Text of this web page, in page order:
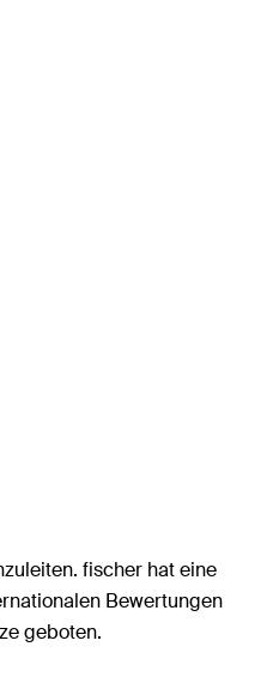
fischer hat eine
Bewertungen
geboten.